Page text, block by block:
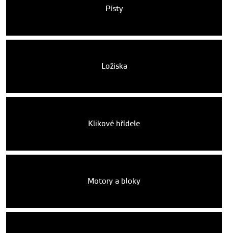
Písty
Ložiska
Klikové hřídele
Motory a bloky